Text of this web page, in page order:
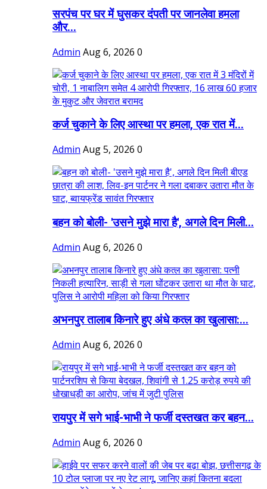
सरपंच पर घर में घुसकर दंपती पर जानलेवा हमला
और...
Admin Aug 6, 2026 0
कर्ज चुकाने के लिए आस्था पर हमला, एक रात में...
Admin Aug 5, 2026 0
बहन को बोली- 'उसने मुझे मारा है', अगले दिन मिली...
Admin Aug 6, 2026 0
अभनपुर तालाब किनारे हुए अंधे कत्ल का खुलासा:...
Admin Aug 6, 2026 0
रायपुर में सगे भाई-भाभी ने फर्जी दस्तखत कर बहन...
Admin Aug 6, 2026 0